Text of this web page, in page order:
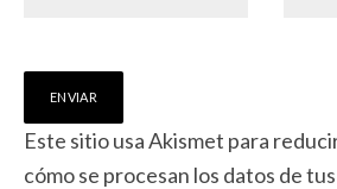
Este sitio usa Akismet para
cómo se procesan los datos de